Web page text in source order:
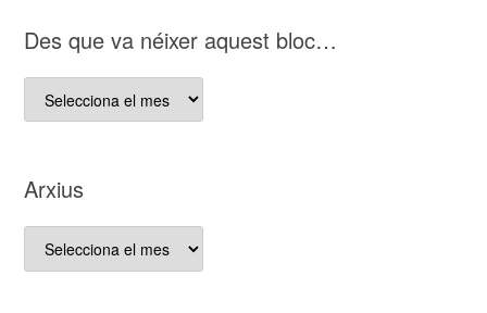
D es que va néixer aquest bloc…
D es
que
aquest
bloc…
Arxius
Arxius